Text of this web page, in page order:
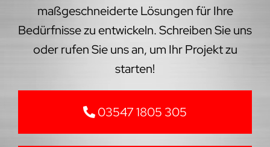
maßgeschneiderte Lösungen für Ihre
Bedürfnisse zu entwickeln. Schreiben Sie uns
oder rufen Sie uns an, um Ihr Projekt zu
starten!
03547 1805 305